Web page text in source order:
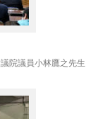
院議員小林鷹之先生